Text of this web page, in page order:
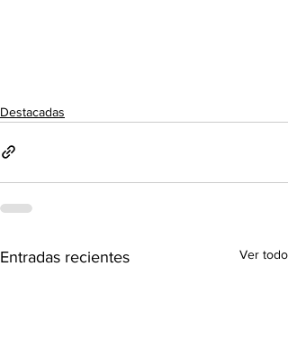
Destacadas
Entradas recientes Ver todo